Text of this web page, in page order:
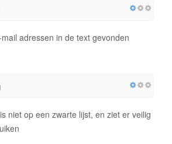
adressen in de text gevonden
niet op een zwarte lijst, en ziet er veilig